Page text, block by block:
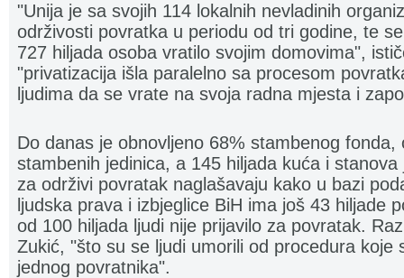
"Unija je sa svojih 114 lokalnih nevladinih
održivosti povratka u periodu od tri godine, te
727 hiljada osoba vratilo svojim domovima",
"privatizacija išla paralelno sa procesom
ljudima da se vrate na svoja radna mjesta i
Do danas je obnovljeno 68% stambenog fonda,
stambenih jedinica, a 145 hiljada kuća i
za održivi povratak naglašavaju kako u bazi
ljudska prava i izbjeglice BiH ima još 43 hiljade
od 100 hiljada ljudi nije prijavilo za povratak.
Zukić, "što su se ljudi umorili od procedura koje
jednog povratnika".